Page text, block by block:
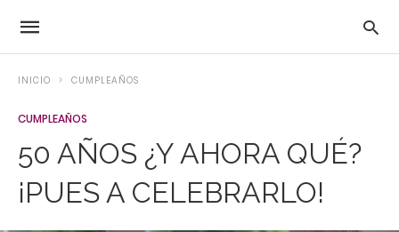
INICIO CUMPLEAÑOS
CUMPLEAÑOS
50 AÑOS ¿Y AHORA QUÉ?
¡PUES A CELEBRARLO!